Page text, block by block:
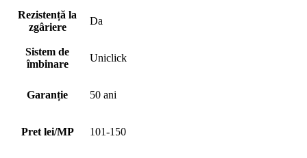
Rezistență la
zgâriere
Da
Sistem de
îmbinare
Uniclick
Garanție 50 ani
Pret lei/MP 101-150